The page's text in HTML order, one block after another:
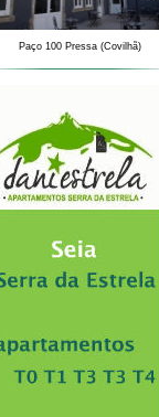
Paço 100 Pressa (Covilhã)